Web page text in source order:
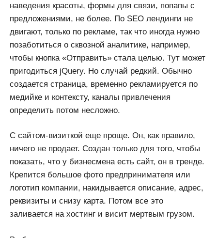
наведения красоты, формы для связи, попапы с
предложениями, не более. По SEO лендинги не
двигают, только по рекламе, так что иногда нужно
позаботиться о сквозной аналитике, например,
чтобы кнопка «Отправить» стала целью. Тут может
пригодиться jQuery. Но случай редкий. Обычно
создается страница, временно рекламируется по
медийке и контексту, каналы привлечения
определить потом несложно.
С сайтом-визиткой еще проще. Он, как правило,
ничего не продает. Создан только для того, чтобы
показать, что у бизнесмена есть сайт, он в тренде.
Крепится большое фото предпринимателя или
логотип компании, накидывается описание, адрес,
реквизиты и снизу карта. Потом все это
заливается на хостинг и висит мертвым грузом.